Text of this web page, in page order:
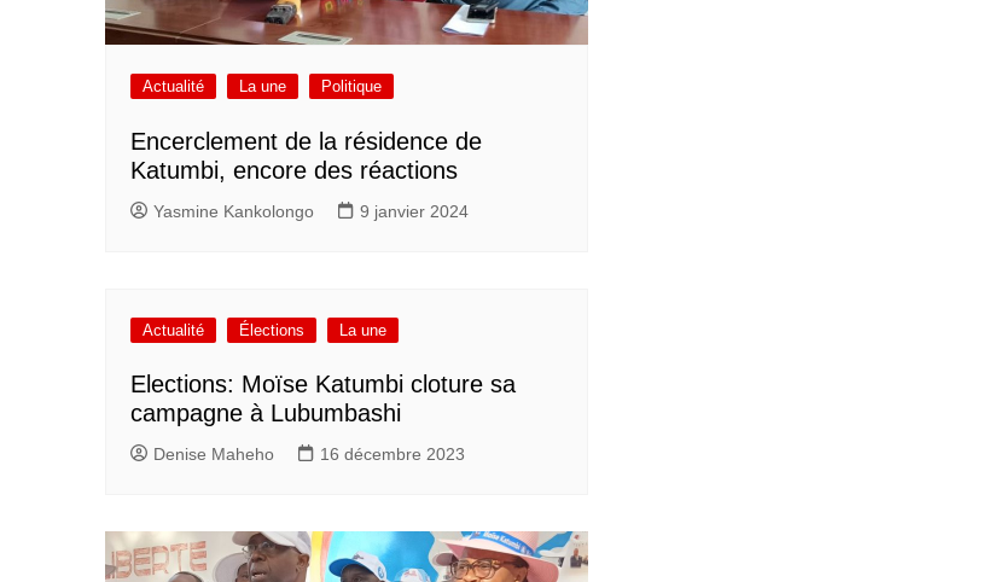
Actualité La une Politique
Encerclement de la résidence de
Katumbi, encore des réactions
Yasmine Kankolongo 9 janvier 2024
Actualité Élections La une
Elections: Moïse Katumbi cloture sa
campagne à Lubumbashi
Denise Maheho 16 décembre 2023